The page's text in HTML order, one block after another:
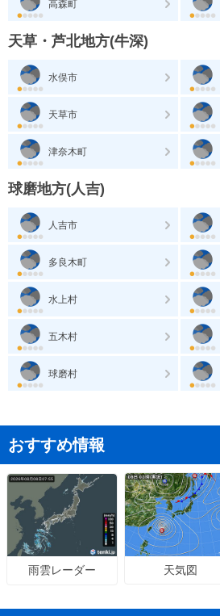
高森町
天草・芦北地方(牛深)
水俣市
天草市
津奈木町
球磨地方(人吉)
人吉市
多良木町
水上村
五木村
球磨村
おすすめ情報
雨雲レーダー 天気図